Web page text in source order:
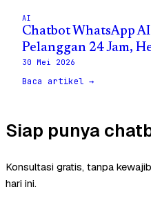
AI
Chatbot WhatsApp
Pelanggan 24 Jam,
30 Mei 2026
Baca artikel →
Siap punya
Konsultasi gratis, tanpa
hari ini.